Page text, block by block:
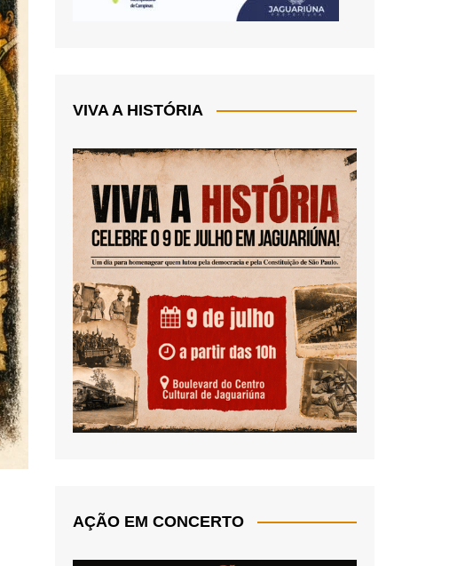
VIVA A HISTÓRIA
AÇÃO EM CONCERTO